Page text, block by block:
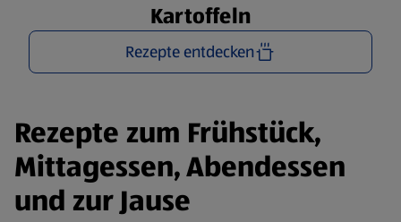
Kartoffeln
Rezepte entdecken
Rezepte zum Frühstück,
Mittagessen, Abendessen
und zur Jause